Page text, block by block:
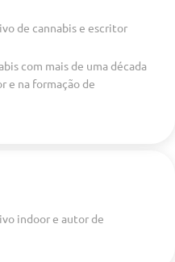
de cannabis e escritor
com mais de uma década
e na formação de
indoor e autor de